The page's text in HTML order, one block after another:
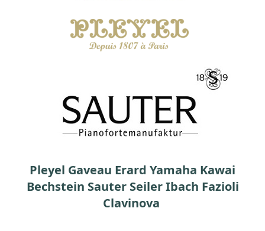
Pleyel Gaveau Erard Yamaha Kawai
Bechstein Sauter Seiler Ibach Fazioli
Clavinova